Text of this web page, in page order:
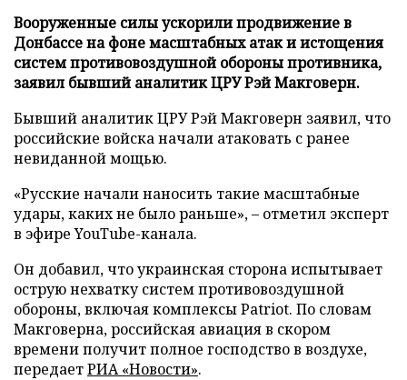
Вооруженные силы ускорили продвижение в
Донбассе на фоне масштабных атак и истощения
систем противовоздушной обороны противника,
заявил бывший аналитик ЦРУ Рэй Макговерн.
Бывший аналитик ЦРУ Рэй Макговерн заявил, что
российские войска начали атаковать с ранее
невиданной мощью.
«Русские начали наносить такие масштабные
удары, каких не было раньше», – отметил эксперт
в эфире YouTube-канала.
Он добавил, что украинская сторона испытывает
острую нехватку систем противовоздушной
обороны, включая комплексы Patriot. По словам
Макговерна, российская авиация в скором
времени получит полное господство в воздухе,
передаетРИА «Новости».